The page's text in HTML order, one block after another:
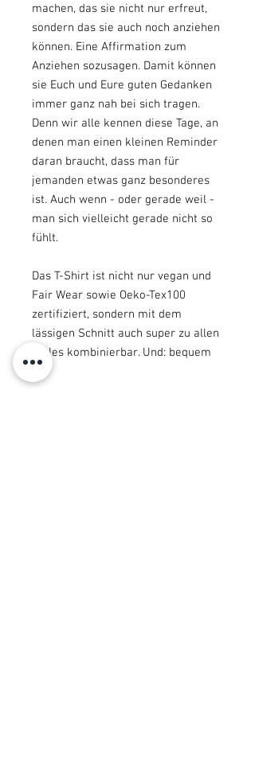
machen, das sie nicht nur erfreut,
sondern das sie auch noch anziehen
können. Eine Affirmation zum
Anziehen sozusagen. Damit können
sie Euch und Eure guten Gedanken
immer ganz nah bei sich tragen.
Denn wir alle kennen diese Tage, an
denen man einen kleinen Reminder
daran braucht, dass man für
jemanden etwas ganz besonderes
ist. Auch wenn - oder gerade weil -
man sich vielleicht gerade nicht so
fühlt.
Das T-Shirt ist nicht nur vegan und
Fair Wear sowie Oeko-Tex100
zertifiziert, sondern mit dem
lässigen Schnitt auch super zu allen
Styles kombinierbar. Und: bequem